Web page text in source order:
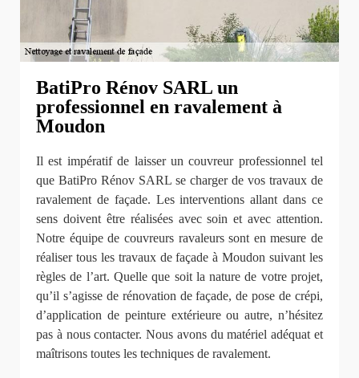
BatiPro Rénov SARL un
professionnel en ravalement à
Moudon
Il est impératif de laisser un couvreur professionnel tel
que BatiPro Rénov SARL se charger de vos travaux de
ravalement de façade. Les interventions allant dans ce
sens doivent être réalisées avec soin et avec attention.
Notre équipe de couvreurs ravaleurs sont en mesure de
réaliser tous les travaux de façade à Moudon suivant les
règles de l’art. Quelle que soit la nature de votre projet,
qu’il s’agisse de rénovation de façade, de pose de crépi,
d’application de peinture extérieure ou autre, n’hésitez
pas à nous contacter. Nous avons du matériel adéquat et
maîtrisons toutes les techniques de ravalement.